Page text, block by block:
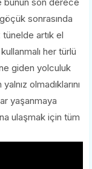
sonrasında
tünelde artık el
her türlü
giden yolculuk
olmadıklarını
yaşanmaya
ulaşmak için tüm